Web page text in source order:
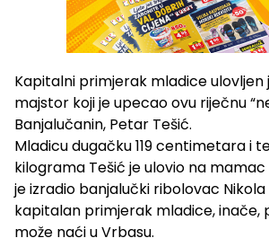
Kapitalni primjerak mladice ulovljen
majstor koji je upecao ovu riječnu
Banjalučanin, Petar Tešić.
Mladicu dugačku 119 centimetara i
kilograma Tešić je ulovio na mamac
je izradio banjalučki ribolovac
kapitalan primjerak mladice, inače,
može naći u Vrbasu.